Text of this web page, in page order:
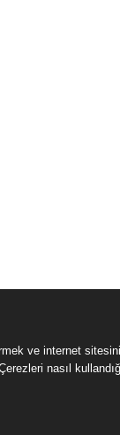
ve internet
nasıl